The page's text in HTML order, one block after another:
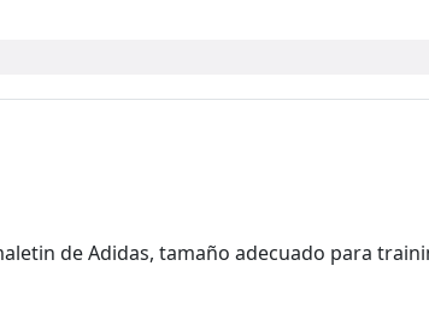
de Adidas, tamaño adecuado para